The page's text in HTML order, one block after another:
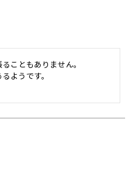
こともありません。
ようです。